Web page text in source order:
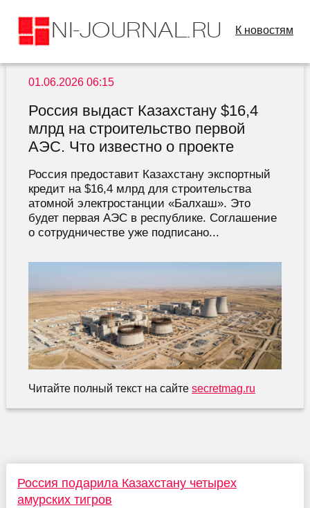
К новостям
01.06.2026 06:15
Россия выдаст Казахстану $16,4
млрд на строительство первой
АЭС. Что известно о проекте
Россия предоставит Казахстану экспортный
кредит на $16,4 млрд для строительства
атомной электростанции «Балхаш». Это
будет первая АЭС в республике. Соглашение
о сотрудничестве уже подписано...
Читайте полный текст на сайте secretmag.ru
Россия подарила Казахстану четырех
амурских тигров